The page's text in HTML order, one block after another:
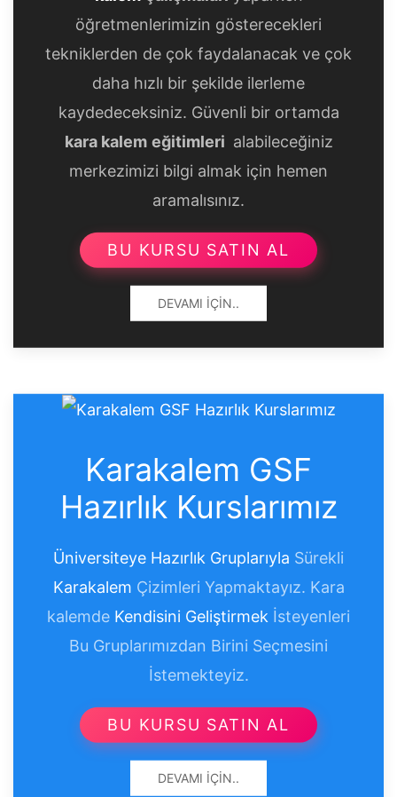
öğretmenlerimizin gösterecekleri
tekniklerden de çok faydalanacak ve çok
daha hızlı bir şekilde ilerleme
kaydedeceksiniz. Güvenli bir ortamda
kara kalem eğitimleri alabileceğiniz
merkezimizi bilgi almak için hemen
aramalısınız.
BU KURSU SATIN AL
DEVAMI İÇIN..
Karakalem GSF
Hazırlık Kurslarımız
Üniversiteye Hazırlık Gruplarıyla Sürekli
Karakalem Çizimleri Yapmaktayız. Kara
kalemde Kendisini Geliştirmek İsteyenleri
Bu Gruplarımızdan Birini Seçmesini
İstemekteyiz.
BU KURSU SATIN AL
DEVAMI İÇIN..